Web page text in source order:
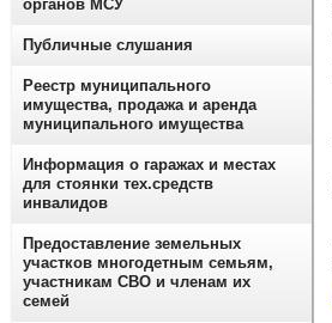
органов МСУ
Публичные слушания
Реестр муниципального
имущества, продажа и аренда
муниципального имущества
Информация о гаражах и местах
для стоянки тех.средств
инвалидов
Предоставление земельных
участков многодетным семьям,
участникам СВО и членам их
семей